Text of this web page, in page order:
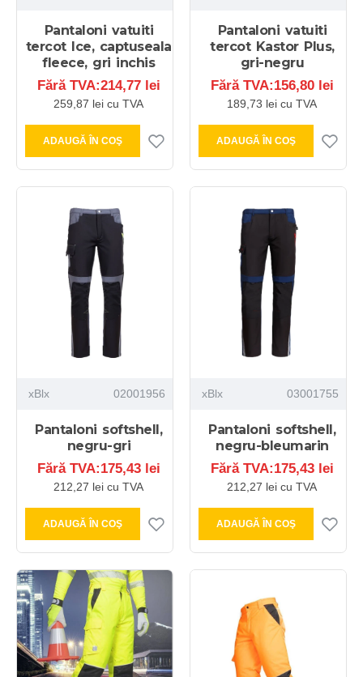
Pantaloni vatuiti
tercot Ice, captuseala
fleece, gri inchis
Fără TVA:214,77 lei
259,87 lei cu TVA
ADAUGĂ ÎN COŞ
Pantaloni vatuiti
tercot Kastor Plus,
gri-negru
Fără TVA:156,80 lei
189,73 lei cu TVA
ADAUGĂ ÎN COŞ
xBlx 02001956
Pantaloni softshell,
negru-gri
Fără TVA:175,43 lei
212,27 lei cu TVA
ADAUGĂ ÎN COŞ
xBlx 03001755
Pantaloni softshell,
negru-bleumarin
Fără TVA:175,43 lei
212,27 lei cu TVA
ADAUGĂ ÎN COŞ